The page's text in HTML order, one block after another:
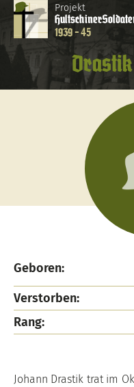
Projekt
Hultschiner
1939 - 45
Drastik
Geboren:
Verstorben:
Rang:
Johann Drastik trat im